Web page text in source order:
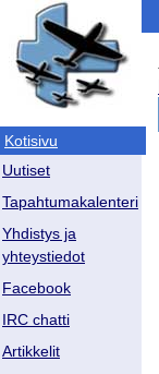
Kotisivu
Uutiset
Tapahtumakalenteri
Yhdistys ja
yhteystiedot
Facebook
IRC chatti
Artikkelit